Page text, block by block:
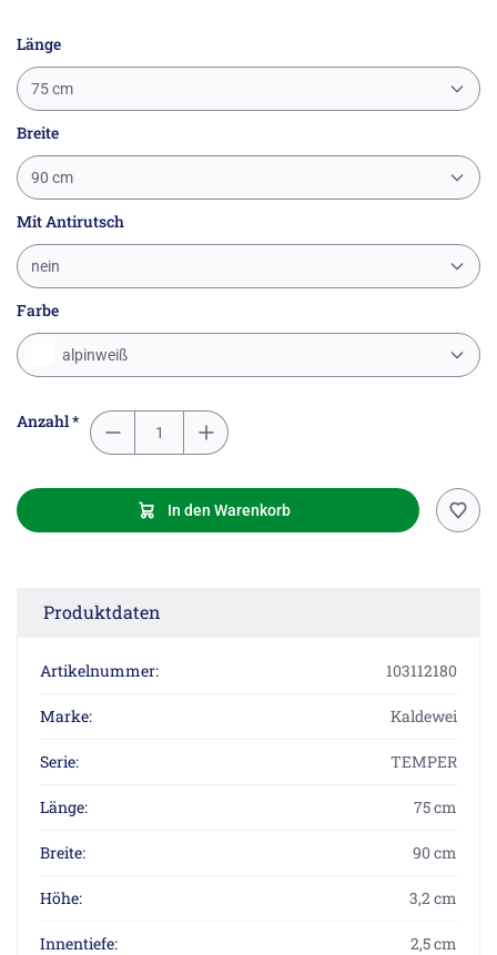
Länge
75 cm
Breite
90 cm
Mit Antirutsch
nein
Farbe
alpinweiß
Anzahl *
In den Warenkorb
Produktdaten
Artikelnummer: 103112180
Marke: Kaldewei
Serie: TEMPER
Länge: 75 cm
Breite: 90 cm
Höhe: 3,2 cm
Innentiefe: 2,5 cm